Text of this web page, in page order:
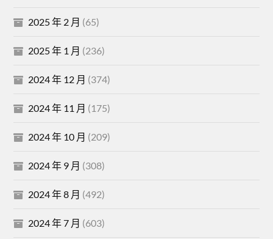
2025 年 2 月 (65)
2025 年 1 月 (236)
2024 年 12 月 (374)
2024 年 11 月 (175)
2024 年 10 月 (209)
2024 年 9 月 (308)
2024 年 8 月 (492)
2024 年 7 月 (603)